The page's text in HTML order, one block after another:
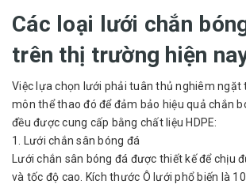
Các loại lưới chắn
trên thị trường hiện
Việc lựa chọn lưới phải tuân thủ nghiêm ngặt
môn thể thao đó để đảm bảo hiệu quả chắn
đều được cung cấp bằng chất liệu HDPE:
1. Lưới chắn sân bóng đá
Lưới chắn sân bóng đá được thiết kế để chịu
và tốc độ cao. Kích thước Ô lưới phổ biến là